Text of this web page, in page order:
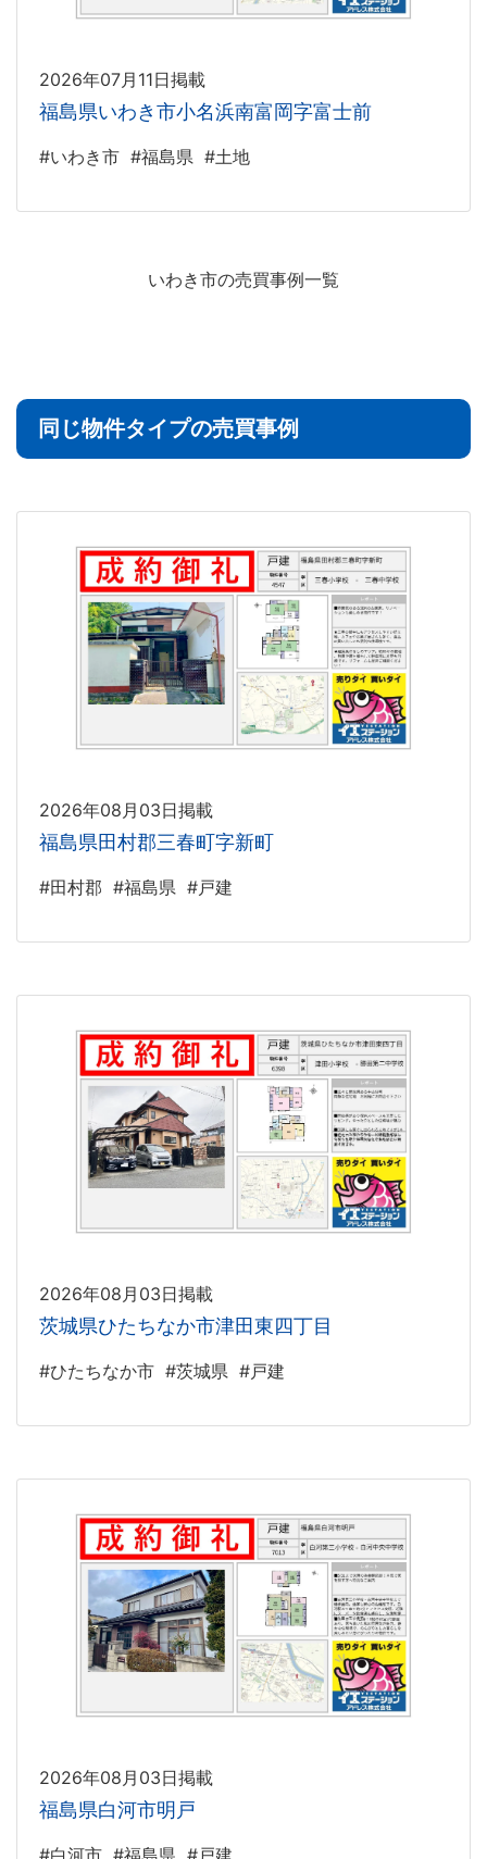
2026年07月11日掲載
福島県いわき市小名浜南富岡字富士前
#いわき市 #福島県 #土地
いわき市の売買事例一覧
同じ物件タイプの売買事例
2026年08月03日掲載
福島県田村郡三春町字新町
#田村郡 #福島県 #戸建
2026年08月03日掲載
茨城県ひたちなか市津田東四丁目
#ひたちなか市 #茨城県 #戸建
2026年08月03日掲載
福島県白河市明戸